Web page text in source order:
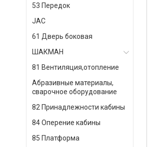
53 Передок
JAC
61 Дверь боковая
ШАКМАН
81 Вентиляция,отопление
Абразивные материалы,
сварочное оборудование
82 Принадлежности кабины
84 Оперение кабины
85 Платформа
Пучок проводов панели кнопок